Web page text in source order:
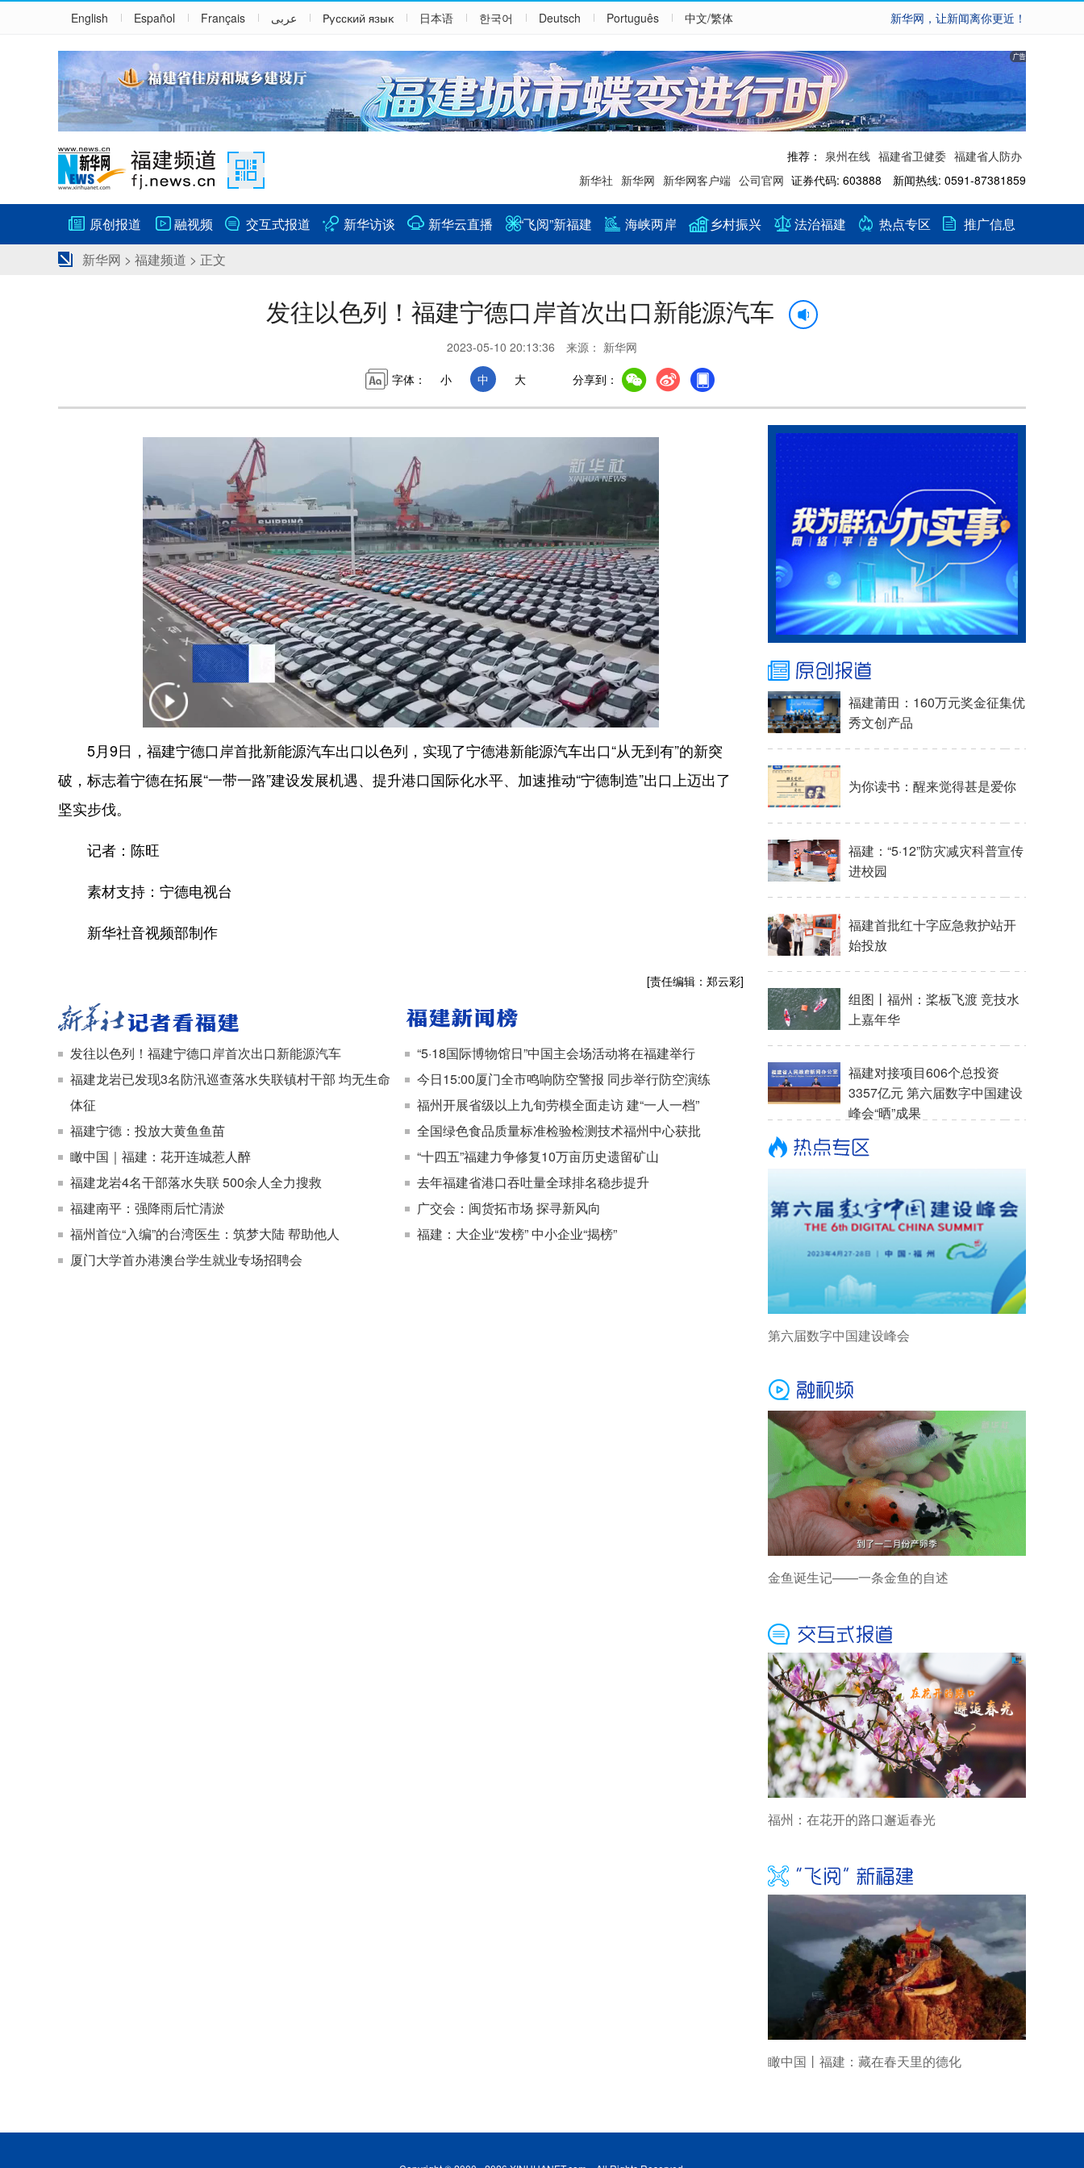
English Español Français عربى Русский язык 日本语 한국어 Deutsch Português 中文/繁体 新华网，让新闻离你更近！
推荐： 泉州在线 福建省卫健委 福建省人防办
新华社 新华网 新华网客户端 公司官网 证券代码: 603888 新闻热线: 0591-87381859
原创报道 融视频 交互式报道 新华访谈 新华云直播 “飞阅”新福建 海峡两岸 乡村振兴 法治福建 热点专区
推广信息
新华网 > 福建频道 > 正文
发往以色列！福建宁德口岸首次出口新能源汽车
2023-05-10 20:13:36 来源： 新华网
字体：
小 中 大 分享到：
5月9日，福建宁德口岸首批新能源汽车出口以色列，实现了宁德港新能源汽车出口“从无到有”的新突
破，标志着宁德在拓展“一带一路”建设发展机遇、提升港口国际化水平、加速推动“宁德制造”出口上迈出了
坚实步伐。
记者：陈旺
素材支持：宁德电视台
新华社音视频部制作
[责任编辑：郑云彩]
发往以色列！福建宁德口岸首次出口新能源汽车
福建龙岩已发现3名防汛巡查落水失联镇村干部 均无生命
体征
福建宁德：投放大黄鱼鱼苗
瞰中国｜福建：花开连城惹人醉
福建龙岩4名干部落水失联 500余人全力搜救
福建南平：强降雨后忙清淤
福州首位“入编”的台湾医生：筑梦大陆 帮助他人
厦门大学首办港澳台学生就业专场招聘会
“5·18国际博物馆日”中国主会场活动将在福建举行
今日15:00厦门全市鸣响防空警报 同步举行防空演练
福州开展省级以上九旬劳模全面走访 建“一人一档”
全国绿色食品质量标准检验检测技术福州中心获批
“十四五”福建力争修复10万亩历史遗留矿山
去年福建省港口吞吐量全球排名稳步提升
广交会：闽货拓市场 探寻新风向
福建：大企业“发榜” 中小企业“揭榜”
福建莆田：160万元奖金征集优
秀文创产品
为你读书：醒来觉得甚是爱你
福建：“5·12”防灾减灾科普宣传
进校园
福建首批红十字应急救护站开
始投放
组图丨福州：桨板飞渡 竞技水
上嘉年华
福建对接项目606个总投资
3357亿元 第六届数字中国建设
峰会“晒”成果
第六届数字中国建设峰会
金鱼诞生记——一条金鱼的自述
福州：在花开的路口邂逅春光
瞰中国丨福建：藏在春天里的德化